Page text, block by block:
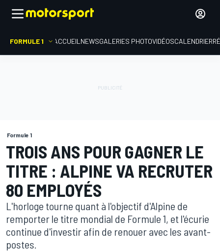
FORMULE 1 ACCUEIL NEWSGALERIES PHOTOVIDÉOSCALENDRIER
Formule 1
TROIS ANS POUR GAGNER LE
TITRE : ALPINE VA RECRUTER
80 EMPLOYÉS
L'horloge tourne quant à l'objectif d'Alpine de
remporter le titre mondial de Formule 1, et l'écurie
continue d'investir afin de renouer avec les avant-
postes.